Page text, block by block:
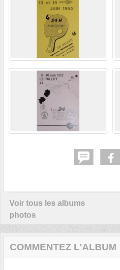
Voir tous les albums
photos
COMMENTEZ L'ALBUM